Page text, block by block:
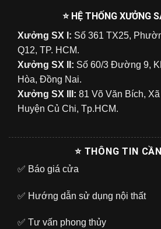
⭐ HỆ THỐNG XƯỞNG
Xưởng SX I: Số 361 TX25,
Q12, TP. HCM.
Xưởng SX II: Số 60/3 Đường 9,
Hòa, Đồng Nai.
Xưởng SX III: 81 Võ Văn Bích,
Huyện Củ Chi, Tp.HCM.
⭐ THÔNG TIN
✅ Báo giá cửa
✅ Hướng dẫn sử dụng nội thất
✅ Tư vấn phong thủy